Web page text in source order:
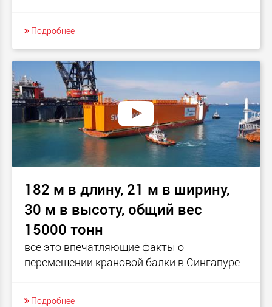
Подробнее
182 м в длину, 21 м в ширину,
30 м в высоту, общий вес
15000 тонн
все это впечатляющие факты о
перемещении крановой балки в Сингапуре.
Подробнее